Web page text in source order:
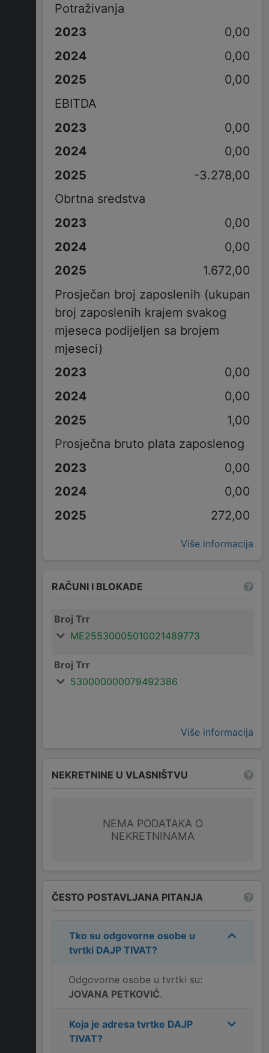
Potraživanja
0,00
0,00
0,00
EBITDA
0,00
0,00
-3.278,00
Obrtna sredstva
0,00
0,00
1.672,00
Prosječan broj zaposlenih (ukupan
broj zaposlenih krajem svakog
mjeseca podijeljen sa brojem
mjeseci)
0,00
0,00
1,00
Prosječna bruto plata zaposlenog
0,00
0,00
272,00
Više informacija
RAČUNI I BLOKADE
Broj Trr
ME25530005010021489773
Broj Trr
530000000079492386
Više informacija
NEKRETNINE U VLASNIŠTVU
NEMA PODATAKA O
NEKRETNINAMA
ČESTO POSTAVLJANA PITANJA
Tko su odgovorne osobe u
tvrtki DAJP TIVAT?
Odgovorne osobe u tvrtki su:
JOVANA PETKOVIĆ.
Koja je adresa tvrtke DAJP
TIVAT?